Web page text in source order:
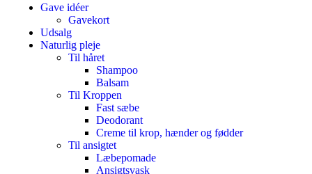
Gave idéer
Gavekort
Udsalg
Naturlig pleje
Til håret
Shampoo
Balsam
Til Kroppen
Fast sæbe
Deodorant
Creme til krop, hænder og fødder
Til ansigtet
Læbepomade
Ansigtsvask